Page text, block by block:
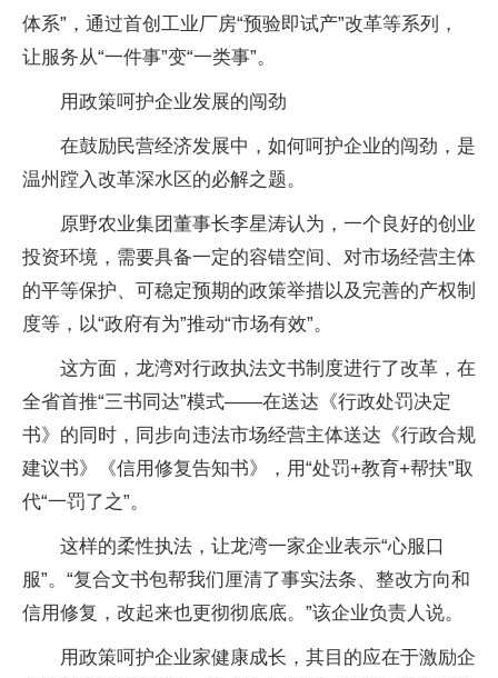
体系”，通过首创工业厂房“预验即试产”改革等系列，
让服务从“一件事”变“一类事”。
用政策呵护企业发展的闯劲
在鼓励民营经济发展中，如何呵护企业的闯劲，是
温州蹚入改革深水区的必解之题。
原野农业集团董事长李星涛认为，一个良好的创业
投资环境，需要具备一定的容错空间、对市场经营主体
的平等保护、可稳定预期的政策举措以及完善的产权制
度等，以“政府有为”推动“市场有效”。
这方面，龙湾对行政执法文书制度进行了改革，在
全省首推“三书同达”模式——在送达《行政处罚决定
书》的同时，同步向违法市场经营主体送达《行政合规
建议书》《信用修复告知书》，用“处罚+教育+帮扶”取
代“一罚了之”。
这样的柔性执法，让龙湾一家企业表示“心服口
服”。“复合文书包帮我们厘清了事实法条、整改方向和
信用修复，改起来也更彻彻底底。”该企业负责人说。
用政策呵护企业家健康成长，其目的应在于激励企